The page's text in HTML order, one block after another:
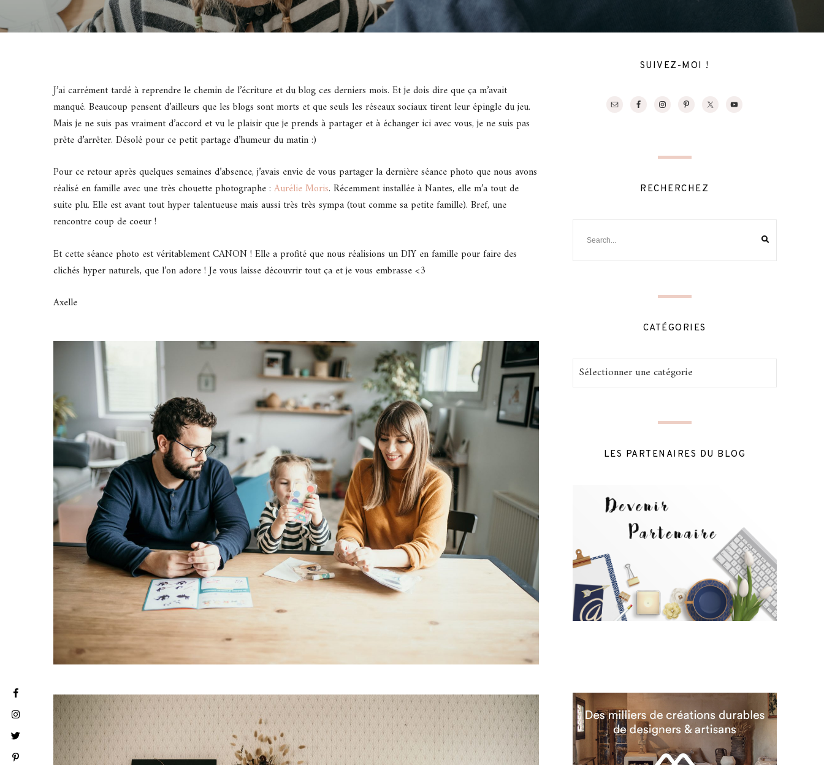
J’ai carrément tardé à reprendre le chemin de l’écriture et du blog ces derniers mois. Et je dois dire que ça m’avait
manqué. Beaucoup pensent d’ailleurs que les blogs sont morts et que seuls les réseaux sociaux tirent leur épingle du jeu.
Mais je ne suis pas vraiment d’accord et vu le plaisir que je prends à partager et à échanger ici avec vous, je ne suis pas
prête d’arrêter. Désolé pour ce petit partage d’humeur du matin :)
Pour ce retour après quelques semaines d’absence, j’avais envie de vous partager la dernière séance photo que nous avons
réalisé en famille avec une très chouette photographe : Aurélie Moris. Récemment installée à Nantes, elle m’a tout de
suite plu. Elle est avant tout hyper talentueuse mais aussi très très sympa (tout comme sa petite famille). Bref, une
rencontre coup de coeur !
Et cette séance photo est véritablement CANON ! Elle a profité que nous réalisions un DIY en famille pour faire des
clichés hyper naturels, que l’on adore ! Je vous laisse découvrir tout ça et je vous embrasse <3
Axelle
SUIVEZ-MOI !
RECHERCHEZ
CATÉGORIES
Catégories
LES PARTENAIRES DU BLOG